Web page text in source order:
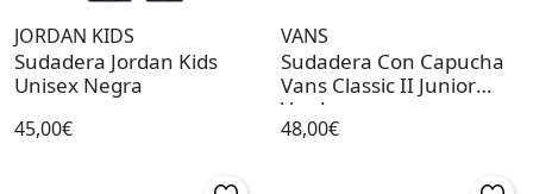
JORDAN KIDS
Sudadera Jordan Kids
Unisex Negra
45,00€
VANS
Sudadera Con Capucha
Vans Classic II Junior
Verde
48,00€